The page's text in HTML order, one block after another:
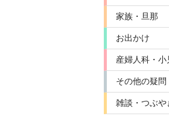
家族・旦那
お出かけ
産婦人科・小
その他の疑問
雑談・つぶや